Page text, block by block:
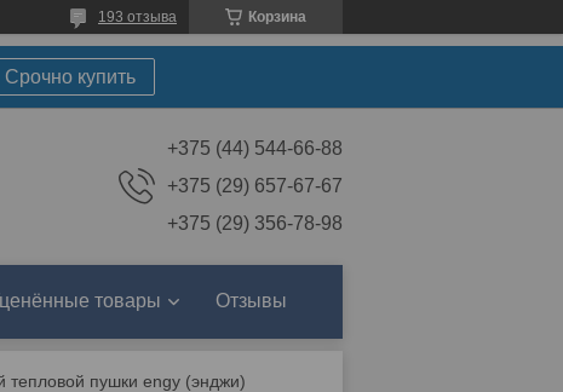
Корзина
193 отзыва
Срочно купить
+375 (44) 544-66-88
+375 (29) 657-67-67
+375 (29) 356-78-98
товары Отзывы
тепловой пушки engy (энджи)